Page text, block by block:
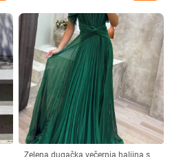
Zelena dugačka večernja haljina s